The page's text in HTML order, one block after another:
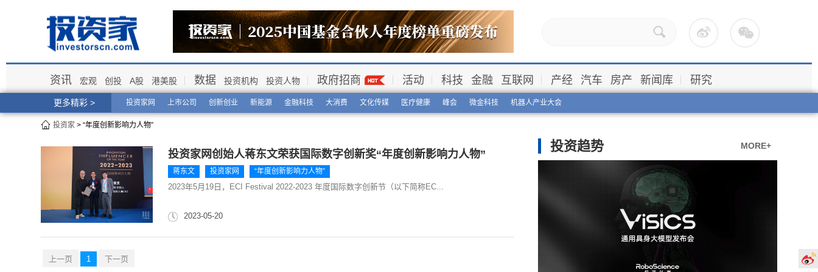
更多精彩 > 投资家网 上市公司 创新创业 新能源 金融科技 大消费 文化传媒 医疗健康 峰会 微金科技 机器人产业大会
资讯 宏观 创投 A股 港美股 数据 投资机构 投资人物 政府招商 活动 科技 金融 互联网 产经 汽车 房产 新闻库 研究
投资家 > “年度创新影响力人物”
投资家网创始人蒋东文荣获国际数字创新奖“年度创新影响力人物”
蒋东文 投资家网 “年度创新影响力人物”
2023年5月19日，ECI Festival 2022-2023 年度国际数字创新节（以下简称EC...
2023-05-20
上一页 1 下一页
MORE+
投资趋势